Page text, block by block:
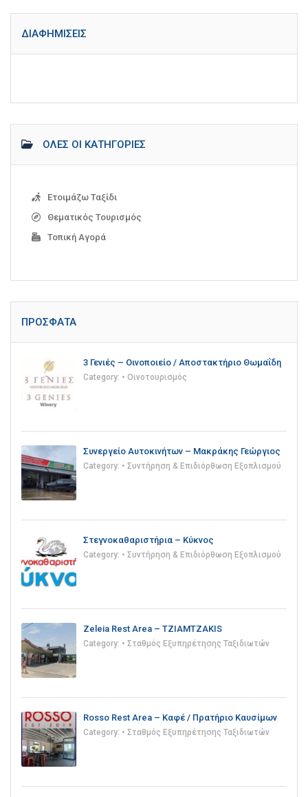
ΔΙΑΦΗΜΊΣΕΙΣ
ΌΛΕΣ ΟΙ ΚΑΤΗΓΟΡΊΕΣ
Ετοιμάζω Ταξίδι
Θεματικός Τουρισμός
Τοπική Αγορά
ΠΡΌΣΦΑΤΑ
3 Γενιές – Οινοποιείο / Αποστακτήριο Θωμαΐδη
Category: • Οινοτουρισμός
Συνεργείο Αυτοκινήτων – Μακράκης Γεώργιος
Category: • Συντήρηση & Επιδιόρθωση Εξοπλισμού
Στεγνοκαθαριστήρια – Κύκνος
Category: • Συντήρηση & Επιδιόρθωση Εξοπλισμού
Zeleia Rest Area – TZIAMTZAKIS
Category: • Σταθμός Εξυπηρέτησης Ταξιδιωτών
Rosso Rest Area – Καφέ / Πρατήριο Καυσίμων
Category: • Σταθμός Εξυπηρέτησης Ταξιδιωτών